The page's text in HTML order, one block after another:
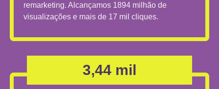
remarketing. Alcançamos 1894 milhão de
visualizações e mais de 17 mil cliques.
3,44 mil